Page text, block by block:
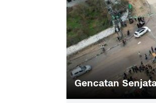
FOTO: Anak-